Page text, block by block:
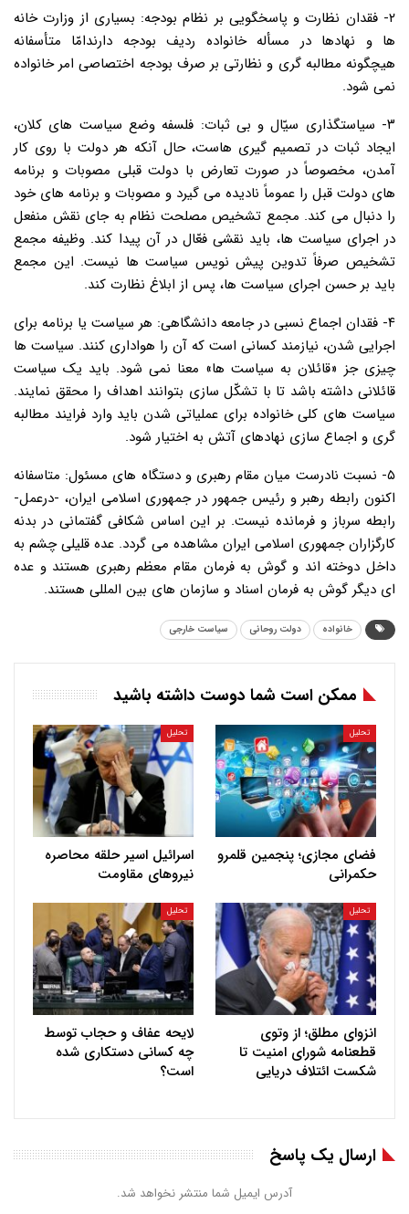
۲- فقدان نظارت و پاسخگویی بر نظام بودجه: بسیاری از وزارت خانه
ها و نهادها در مسأله خانواده ردیف بودجه دارندامّا متأسفانه
هیچگونه مطالبه گری و نظارتی بر صرف بودجه اختصاصی امر خانواده
نمی شود.
۳- سیاستگذاری سیّال و بی ثبات: فلسفه وضع سیاست های کلان،
ایجاد ثبات در تصمیم گیری هاست، حال آنکه هر دولت با روی کار
آمدن، مخصوصاً در صورت تعارض با دولت قبلی مصوبات و برنامه
های دولت قبل را عموماً نادیده می گیرد و مصوبات و برنامه های خود
را دنبال می کند. مجمع تشخیص مصلحت نظام به جای نقش منفعل
در اجرای سیاست ها، باید نقشی فعّال در آن پیدا کند. وظیفه مجمع
تشخیص صرفاً تدوین پیش نویس سیاست ها نیست. این مجمع
باید بر حسن اجرای سیاست ها، پس از ابلاغ نظارت کند.
۴- فقدان اجماع نسبی در جامعه دانشگاهی: هر سیاست یا برنامه برای
اجرایی شدن، نیازمند کسانی است که آن را هواداری کنند. سیاست ها
چیزی جز «قائلان به سیاست ها» معنا نمی شود. باید یک سیاست
قائلانی داشته باشد تا با تشکّل سازی بتوانند اهداف را محقق نمایند.
سیاست های کلی خانواده برای عملیاتی شدن باید وارد فرایند مطالبه
گری و اجماع سازی نهادهای آتش به اختیار شود.
۵- نسبت نادرست میان مقام رهبری و دستگاه های مسئول: متاسفانه
اکنون رابطه رهبر و رئیس جمهور در جمهوری اسلامی ایران، -درعمل-
رابطه سرباز و فرمانده نیست. بر این اساس شکافی گفتمانی در بدنه
کارگزاران جمهوری اسلامی ایران مشاهده می گردد. عده قلیلی چشم به
داخل دوخته اند و گوش به فرمان مقام معظم رهبری هستند و عده
ای دیگر گوش به فرمان اسناد و سازمان های بین المللی هستند.
خانواده دولت روحانی سیاست خارجی
ممکن است شما دوست داشته باشید
تحلیل
فضای مجازی؛ پنجمین قلمرو
حکمرانی
تحلیل
اسرائیل اسیر حلقه محاصره
نیروهای مقاومت
تحلیل
انزوای مطلق؛ از وتوی
قطعنامه شورای امنیت تا
شکست ائتلاف دریایی
تحلیل
لایحه عفاف و حجاب توسط
چه کسانی دستکاری شده
است؟
ارسال یک پاسخ
آدرس ایمیل شما منتشر نخواهد شد.